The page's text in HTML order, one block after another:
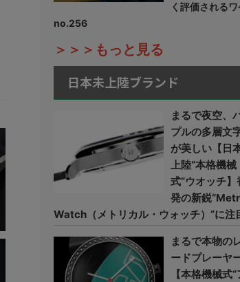
く評価されるワ
no.256
＞＞＞もっと見る
日本未上陸ブランド
まるで夜空、
プルの多層文
が美しい【日
上陸“本格機械
式”ウオッチ】
発の新鋭
Watch（メトリカル・ウォッチ）”に注
まるで本物の
ードプレーヤ
【本格機械式